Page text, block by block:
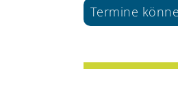
Termine